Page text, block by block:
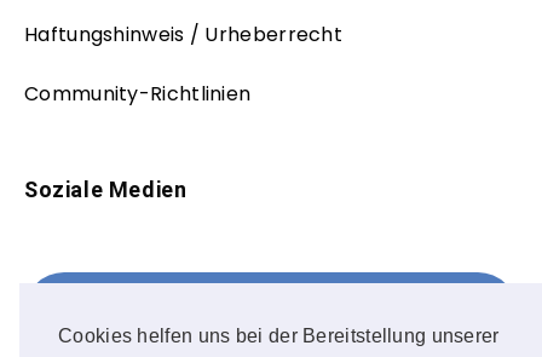
Cookies helfen uns bei der Bereitstellung unserer
Haftungshinweis / Urheberrecht
Community-Richtlinien
Soziale Medien
FOLLOW ME!